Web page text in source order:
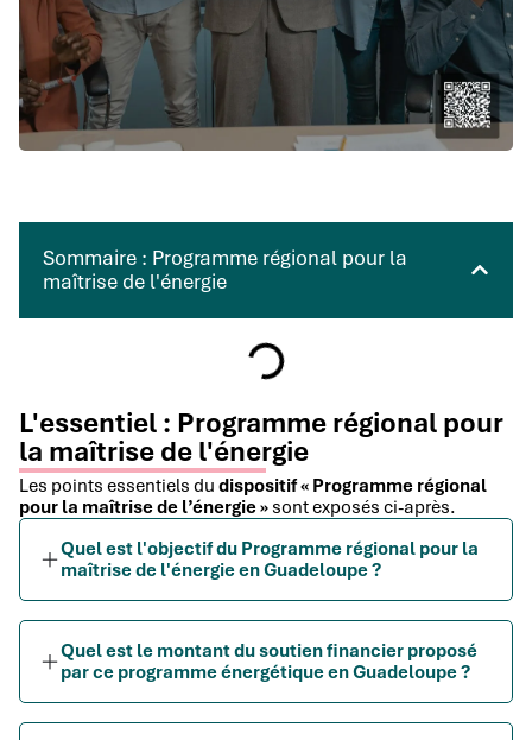
Sommaire : Programme régional pour la
maîtrise de l'énergie
L'essentiel : Programme régional pour
la maîtrise de l'énergie
Les points essentiels du dispositif « Programme régional
pour la maîtrise de l’énergie » sont exposés ci-après.
Quel est l'objectif du Programme régional pour la
maîtrise de l'énergie en Guadeloupe ?
Quel est le montant du soutien financier proposé
par ce programme énergétique en Guadeloupe ?